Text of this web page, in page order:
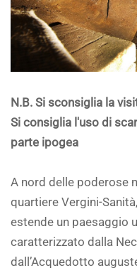
N.B. Si sconsiglia la
Si consiglia l'uso di
parte ipogea
A nord delle poderose
quartiere Vergini-
estende un paesaggio
caratterizzato dalla
dall’Acquedotto